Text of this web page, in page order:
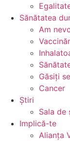
Sănătatea
Am
Găsiți
Cancer
Știri
Sala de
Implică-te
Alianța